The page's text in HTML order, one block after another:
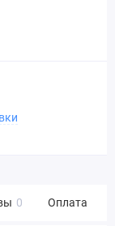
0 Оплата